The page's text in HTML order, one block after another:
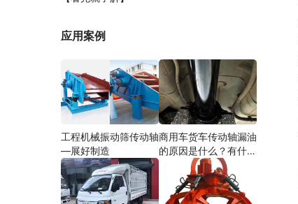
应用案例
工程机械振动筛传动轴
—展好制造
商用车货车传动轴漏油
的原因是什么？有什么